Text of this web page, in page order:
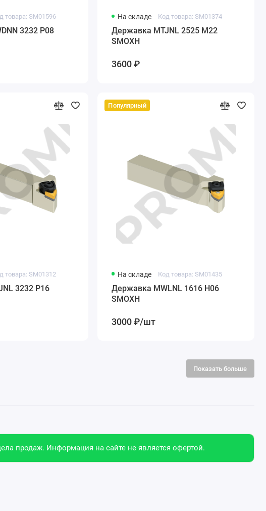
товара: SM01596
3232 P08
На складе Код товара: SM01374
Державка MTJNL 2525 M22
SMOXH
3600 ₽
товара: SM01312
3232 P16
Популярный
На складе Код товара: SM01435
Державка MWLNL 1616 H06
SMOXH
3000 ₽/шт
Показать больше
продаж. Информация на сайте не является офертой.